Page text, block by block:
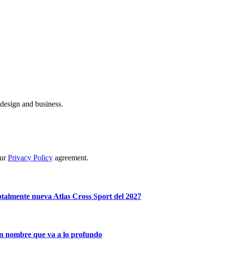
and business.
Privacy Policy agreement.
nueva Atlas Cross Sport del 2027
nombre que va a lo profundo